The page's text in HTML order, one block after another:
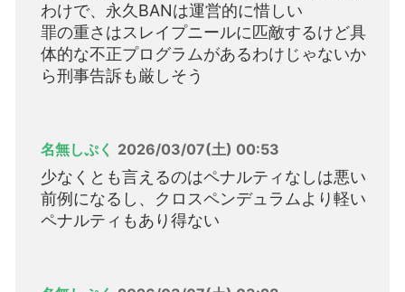
わけで、永久BANは運営的に惜しい
罪の重さはスレイプニールに匹敵するけど具
体的な不正プログラムがあるわけじゃないか
ら刑事告訴も厳しそう
名無しぷく 2026/03/07(土) 00:53
少なくとも言えるのはペナルティなしは悪い
前例になるし、クロスペンデュラムより軽い
ペナルティもあり得ない